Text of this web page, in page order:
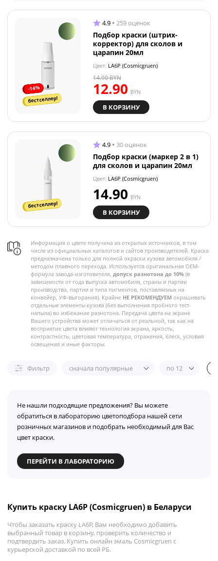
-14%
бестселлер!
4.9 259 оценок
Подбор краски (штрих-
корректор) для сколов и
царапин 20мл
Цвет: LA6P (Cosmicgruen)
12.90 BYN
14.90BYN
В КОРЗИНУ
бестселлер!
4.9 30 оценок
Подбор краски (маркер 2 в 1)
для сколов и царапин 20мл
Цвет: LA6P (Cosmicgruen)
14.90 BYN
В КОРЗИНУ
Информация о цвете получена из открытых источников, в том
числе из официальных каталогов и сайтов производителей. Краска
предназначена только для полной окраски кузова автомобиля /
методом плавного перехода. Используется оригинальная OEM-
формула завода-изготовителя, допуск разнотона до 10% (в
зависимости от года выпуска автомобиля, страны и партии
производства, партии и типа пигментов, поставляемых на
конвейер, УФ-выгорания). Крайне НЕ РЕКОМЕНДУЕМ окрашивать
отдельные элементы кузова (без выполнения пробного тест-
напыла) во избежание разнотона. Передача цвета на экране
Вашего устройства может отличаться от реальной, так как на
восприятие цвета влияют технология экрана, яркость,
контрастность, цветовая температура, отражения, блеск, условия
освещения и иные факторы.
Фильтр сначала популярные по 12
Не нашли подходящие предложения? Вы можете
обратиться в лабораторию цветоподбора нашей сети
розничных магазинов и подобрать необходимый для Вас
цвет краски.
ПЕРЕЙТИ В ЛАБОРАТОРИЮ
Купить краску LA6P (Cosmicgruen) в Беларуси
Чтобы заказать краску LA6P, Вам необходимо добавить
выбранный товар в корзину, проверить количество и
подтвердить заказ. Купить онлайн эмаль Cosmicgruen с
курьерской доставкой по всей РБ.